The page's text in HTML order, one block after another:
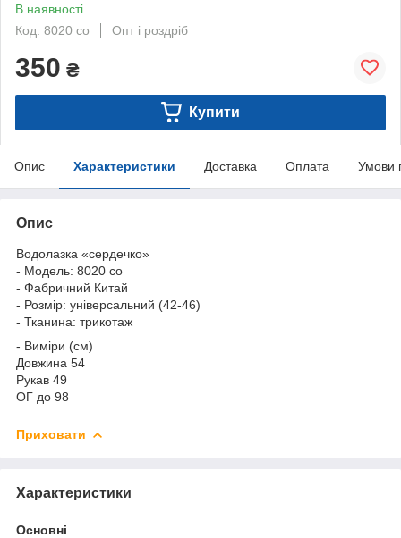
В наявності
Код: 8020 со
Опт і роздріб
350 ₴
Купити
Опис Характеристики Доставка Оплата Умови
Опис
Водолазка «сердечко»
- Модель: 8020 со
- Фабричний Китай
- Розмір: універсальний (42-46)
- Тканина: трикотаж
- Виміри (см)
Довжина 54
Рукав 49
ОГ до 98
Приховати
Характеристики
Основні